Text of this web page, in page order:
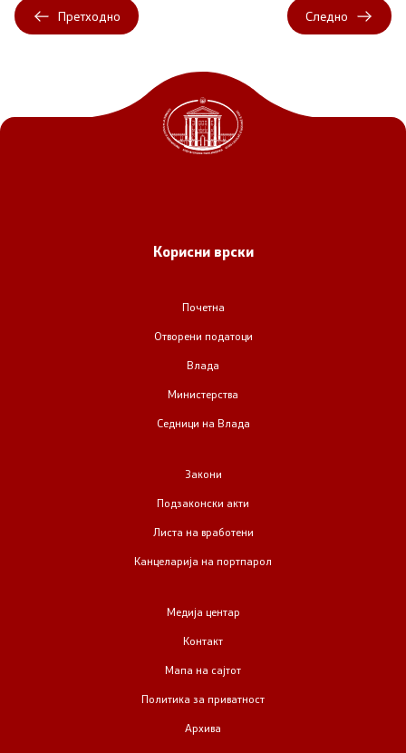
Претходно Следно
Корисни врски
Почетна
Отворени податоци
Влада
Министерства
Седници на Влада
Закони
Подзаконски акти
Листа на вработени
Канцеларија на портпарол
Медија центар
Контакт
Мапа на сајтот
Политика за приватност
Архива